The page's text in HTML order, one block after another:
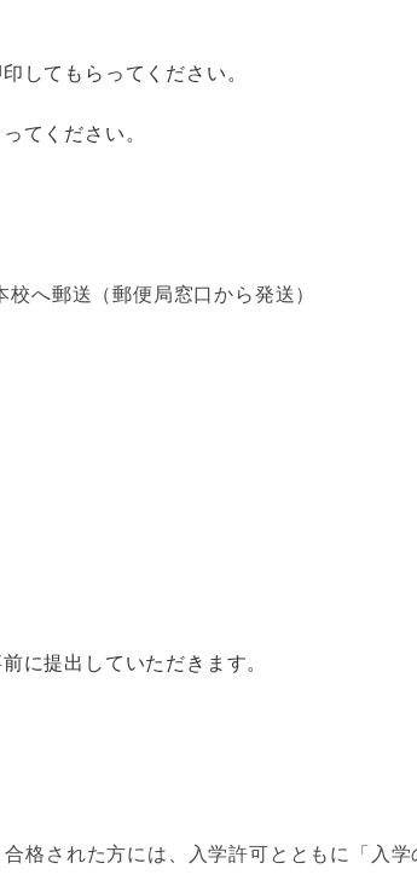
してもらってください。
てください。
へ郵送（郵便局窓口から発送）
に提出していただきます。
格された方には、入学許可とともに「入学